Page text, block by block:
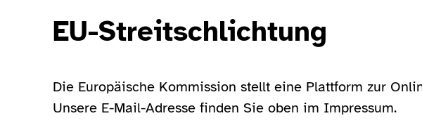
EU-Streitschlichtung
Die Europäische Kommission stellt eine Plattform zur
Unsere E-Mail-Adresse finden Sie oben im Impressum.